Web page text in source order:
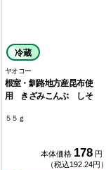
冷蔵
ヤオコー
根室・釧路地方産昆布使
用 きざみこんぶ しそ
５５ｇ
本体価格 178 円
（税込192.24円